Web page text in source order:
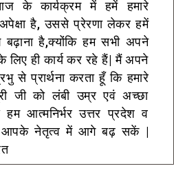
आज के कार्यक्रम में हमें हमारे
है, उससे प्रेरणा लेकर हमें
है,क्योंकि हम सभी अपने
के लिए ही कार्य कर रहे हैं| मैं अपने
से प्रार्थना करता हूँ कि हमारे
जी को लंबी उम्र एवं अच्छा
आत्मनिर्भर उत्तर प्रदेश व
आपके नेतृत्व में आगे बढ़ सकें |